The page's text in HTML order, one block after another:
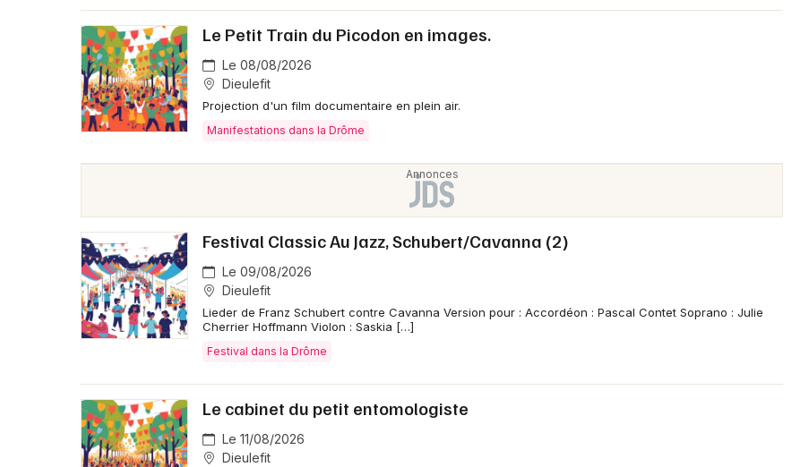
Actus dans la Drôme
Le Petit Train du Picodon en images.
Le 08/08/2026
Dieulefit
Projection d'un film documentaire en plein air.
Manifestations dans la Drôme
Festival Classic Au Jazz, Schubert/Cavanna (2)
Le 09/08/2026
Dieulefit
Lieder de Franz Schubert contre Cavanna Version pour : Accordéon : Pascal Contet Soprano : Julie
Cherrier Hoffmann Violon : Saskia […]
Festival dans la Drôme
Le cabinet du petit entomologiste
Le 11/08/2026
Dieulefit